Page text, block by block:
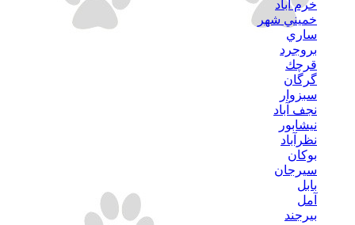
خرم آباد
خميني شهر
ساري
بروجرد
قرچك
گرگان
سبزوار
نجف آباد
نيشابور
نظرآباد
بوكان
سيرجان
بابل
آمل
بيرجند